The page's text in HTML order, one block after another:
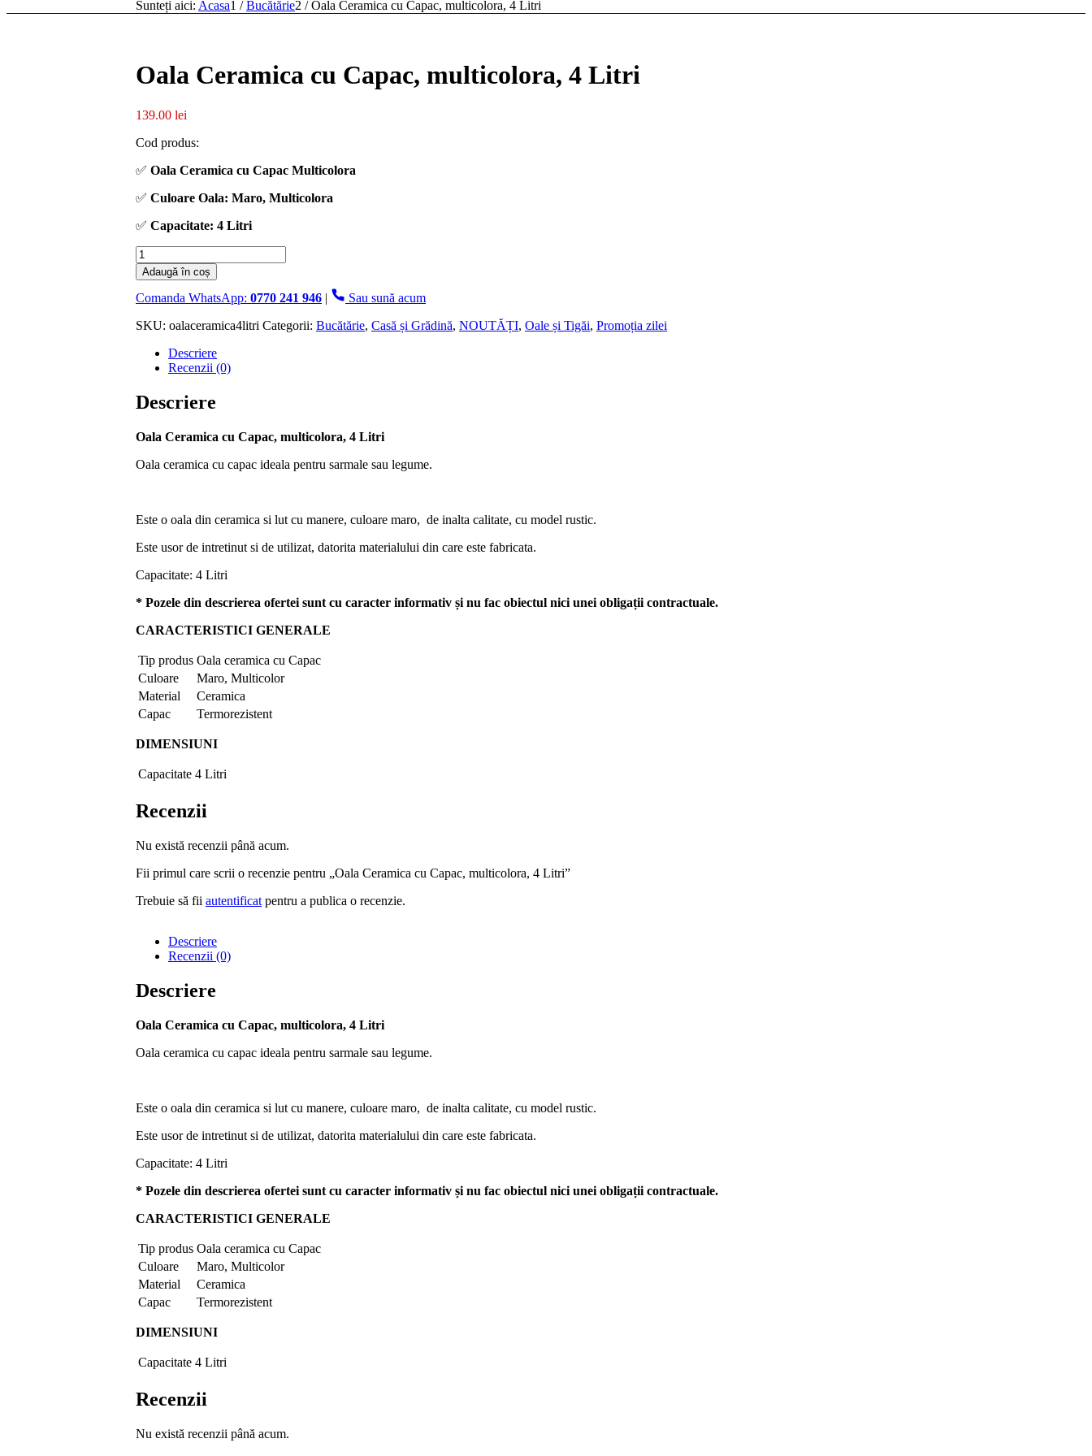
Sunteți aici: Acasa1 / Bucătărie2 / Oala Ceramica cu Capac, multicolora, 4 Litri
Oala Ceramica cu Capac, multicolora, 4 Litri
139.00 lei
Cod produs:
✅ Oala Ceramica cu Capac Multicolora
✅ Culoare Oala: Maro, Multicolora
✅ Capacitate: 4 Litri
Cantitate
Oala
Ceramica
cu
multicolora,
Litri
Adaugă în coș
Comanda WhatsApp: 0770 241 946
Sau sună acum
SKU: oalaceramica4litri Categorii: Bucătărie, Casă și Grădină, NOUTĂȚI, Oale și Tigăi, Promoția zilei
Descriere
Recenzii (0)
Descriere
Oala Ceramica cu Capac, multicolora, 4 Litri
Oala ceramica cu capac ideala pentru sarmale sau legume.
Este o oala din ceramica si lut cu manere, culoare maro, de inalta calitate, cu model rustic.
Este usor de intretinut si de utilizat, datorita materialului din care este fabricata.
Capacitate: 4 Litri
* Pozele din descrierea ofertei sunt cu caracter informativ și nu fac obiectul nici unei obligații contractuale.
CARACTERISTICI GENERALE
Tip produs Oala ceramica cu Capac
Culoare
Maro, Multicolor
Material
Ceramica
Capac
Termorezistent
DIMENSIUNI
Capacitate 4 Litri
Recenzii
Nu există recenzii până acum.
Fii primul care scrii o recenzie pentru „Oala Ceramica cu Capac, multicolora, 4 Litri”
Trebuie să fii autentificat pentru a publica o recenzie.
Descriere
Recenzii (0)
Descriere
Oala Ceramica cu Capac, multicolora, 4 Litri
Oala ceramica cu capac ideala pentru sarmale sau legume.
Este o oala din ceramica si lut cu manere, culoare maro, de inalta calitate, cu model rustic.
Este usor de intretinut si de utilizat, datorita materialului din care este fabricata.
Capacitate: 4 Litri
* Pozele din descrierea ofertei sunt cu caracter informativ și nu fac obiectul nici unei obligații contractuale.
CARACTERISTICI GENERALE
Tip produs Oala ceramica cu Capac
Culoare
Maro, Multicolor
Material
Ceramica
Capac
Termorezistent
DIMENSIUNI
Capacitate 4 Litri
Recenzii
Nu există recenzii până acum.